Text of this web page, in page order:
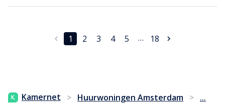
1 2 3 4 5 … 18
Kamernet > Huurwoningen Amsterdam > ...